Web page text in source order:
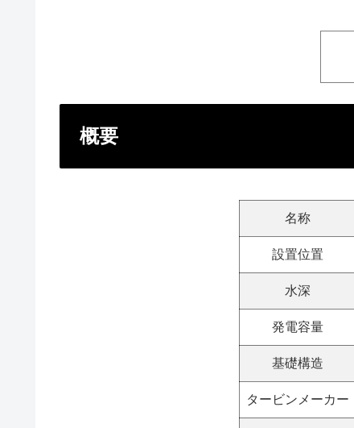
概要
名称
設置位置
水深
発電容量
基礎構造
タービンメーカー